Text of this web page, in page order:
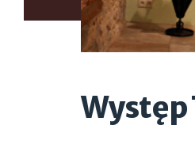
Występ